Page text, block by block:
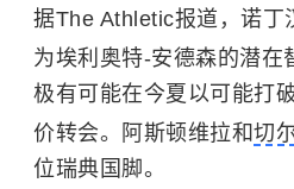
据The Athletic报道，诺丁
为埃利奥特-安德森的潜在
极有可能在今夏以可能打
价转会。阿斯顿维拉和切
位瑞典国脚。